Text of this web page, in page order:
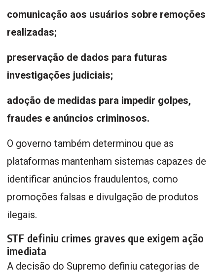
comunicação aos usuários sobre remoções
realizadas;
preservação de dados para futuras
investigações judiciais;
adoção de medidas para impedir golpes,
fraudes e anúncios criminosos.
O governo também determinou que as
plataformas mantenham sistemas capazes de
identificar anúncios fraudulentos, como
promoções falsas e divulgação de produtos
ilegais.
STF definiu crimes graves que exigem ação
imediata
A decisão do Supremo definiu categorias de